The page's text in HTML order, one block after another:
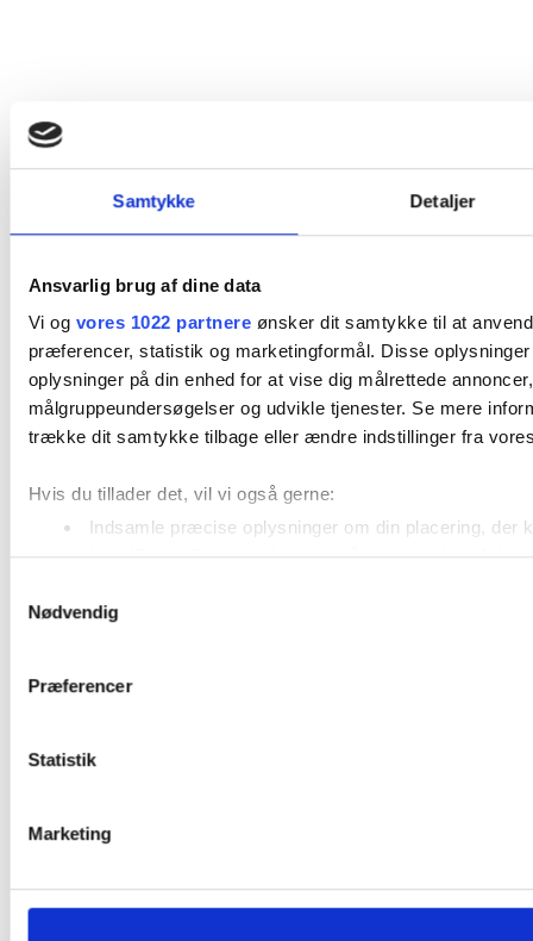
Samtykke Detaljer
Ansvarlig brug af dine data
Vi og vores 1022 partnereønsker dit samtykke til at
præferencer, statistik og marketingformål. Disse
oplysninger på din enhed for at vise dig målrettede
målgruppeundersøgelser og udvikle tjenester. Se mere
trække dit samtykke tilbage eller ændre indstillinger fra
Hvis du tillader det, vil vi også gerne:
Indsamle præcise oplysninger om din placering, der
deler også oplysninger om din brug af vores hjemmeside
Nødvendig
Præferencer
Statistik
Marketing